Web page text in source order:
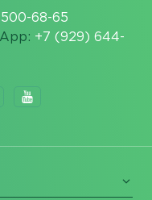
68-65
+7 (929) 644-